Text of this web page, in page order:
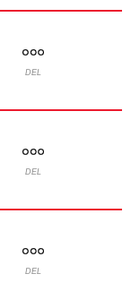
DEL
DEL
DEL